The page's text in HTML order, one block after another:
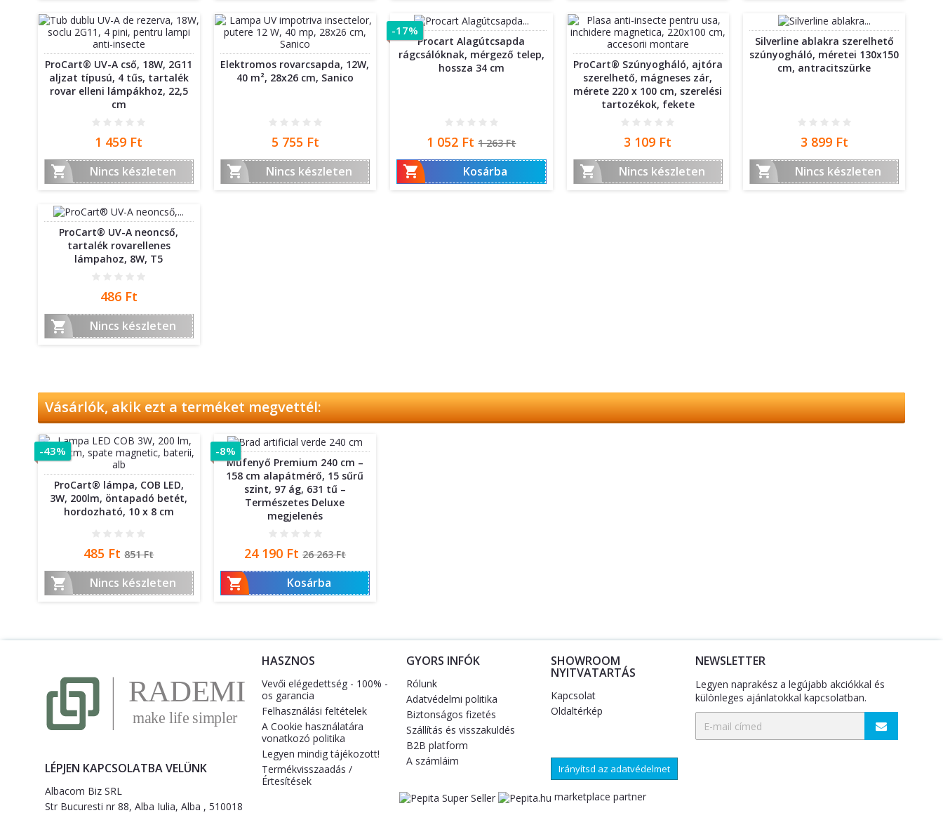
ProCart® UV-A cső, 18W, 2G11
aljzat típusú, 4 tűs, tartalék
rovar elleni lámpákhoz, 22,5
cm
Ár
1 459 Ft

Nincs készleten
Elektromos rovarcsapda, 12W,
40 m², 28x26 cm, Sanico
Ár
5 755 Ft

Nincs készleten
Procart Alagútcsapda
rágcsálóknak, mérgező telep,
hossza 34 cm
Ár
1 052 Ft Normál
ár
1 263 Ft
 Kosárba
-17%
ProCart® Szúnyogháló, ajtóra
szerelhető, mágneses zár,
mérete 220 x 100 cm, szerelési
tartozékok, fekete
Ár
3 109 Ft

Nincs készleten
Silverline ablakra szerelhető
szúnyogháló, méretei 130x150
cm, antracitszürke
Ár
3 899 Ft

Nincs készleten
ProCart® UV-A neoncső,
tartalék rovarellenes
lámpahoz, 8W, T5
Ár
486 Ft

Nincs készleten
Vásárlók, akik ezt a terméket megvettél:
ProCart® lámpa, COB LED,
3W, 200lm, öntapadó betét,
hordozható, 10 x 8 cm
Ár
485 Ft Normál
ár
851 Ft
 Nincs készleten
-43%
Műfenyő Premium 240 cm –
158 cm alapátmérő, 15 sűrű
szint, 97 ág, 631 tű –
Természetes Deluxe
megjelenés
Ár
24 190 Ft Normál
ár
26 263 Ft
 Kosárba
-8%
LÉPJEN KAPCSOLATBA VELÜNK
Albacom Biz SRL
Str Bucuresti nr 88, Alba Iulia, Alba , 510018
HASZNOS
Vevői elégedettség - 100% -
os garancia
Felhasználási feltételek
A Cookie használatára
vonatkozó politika
Legyen mindig tájékozott!
Termékvisszaadás /
Értesítések
GYORS INFÓK
Rólunk
Adatvédelmi politika
Biztonságos fizetés
Szállítás és visszakuldés
B2B platform
A számláim
SHOWROOM
NYITVATARTÁS
Kapcsolat
Oldaltérkép
NEWSLETTER
Legyen naprakész a legújabb akciókkal és
különleges ajánlatokkal kapcsolatban.
Irányítsd az adatvédelmet
marketplace partner